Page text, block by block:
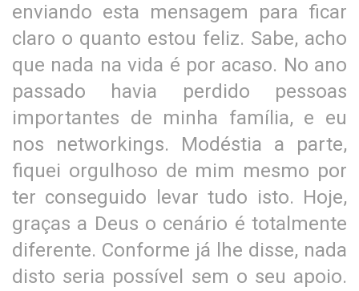
enviando esta mensagem para ficar
claro o quanto estou feliz. Sabe, acho
que nada na vida é por acaso. No ano
passado havia perdido pessoas
importantes de minha família, e eu
nos networkings. Modéstia a parte,
fiquei orgulhoso de mim mesmo por
ter conseguido levar tudo isto. Hoje,
graças a Deus o cenário é totalmente
diferente. Conforme já lhe disse, nada
disto seria possível sem o seu apoio.